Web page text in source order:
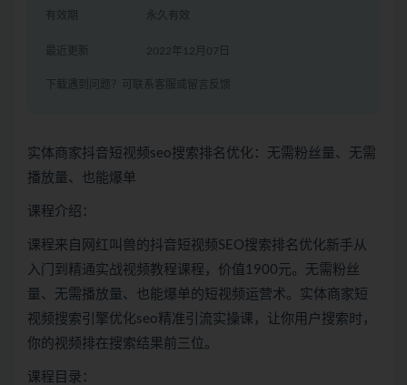
有效期 永久有效
最近更新 2022年12月07日
下载遇到问题？可联系客服或留言反馈
实体商家抖音短视频seo搜索排名优化：无需粉丝量、无需
播放量、也能爆单
课程介绍：
课程来自网红叫兽的抖音短视频SEO搜索排名优化新手从
入门到精通实战视频教程课程，价值1900元。无需粉丝
量、无需播放量、也能爆单的短视频运营术。实体商家短
视频搜索引擎优化seo精准引流实操课，让你用户搜索时，
你的视频排在搜索结果前三位。
课程目录：